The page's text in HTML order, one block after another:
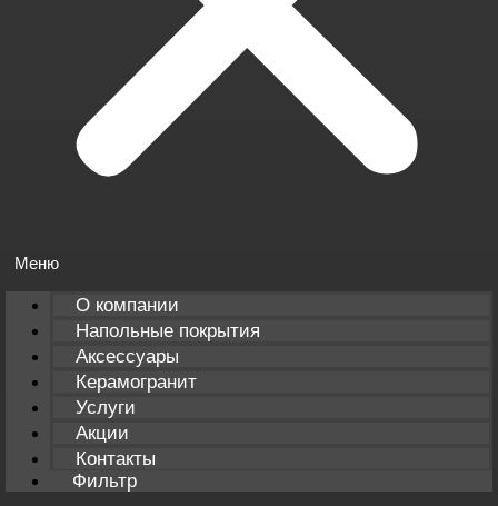
О компании
Напольные покрытия
Аксессуары
Керамогранит
Услуги
Акции
Контакты
Фильтр